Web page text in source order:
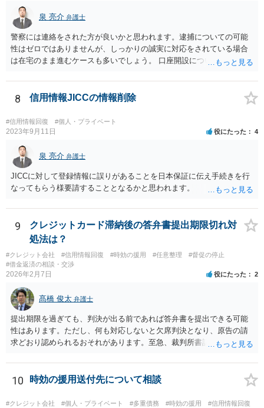
泉 亮介 弁護士
警察には連絡をされた方が良いかと思われます。逮捕についての可能
性はゼロではありませんが、しっかりの誠実に対応をされている場合
は在宅のまま進むケースも多いでしょう。 口座開設については銀行等
られるケースも多いかと思われます。
8 信用情報JICCの情報削除
#信用情報回復 #個人・プライベート
2023年9月11日 役にたった 4
泉 亮介 弁護士
JICCに対して登録情報に誤りがあることを日本保証に伝え手続きを行
なってもらう様要請することとなるかと思われます。
9
クレジットカード滞納後の答弁書提出期限切れ対
処法は？
#クレジット会社 #信用情報回復 #時効の援用 #任意整理
#督促の停止
#借金返済の相談・交渉
2026年2月7日 役にたった 2
髙橋 俊太 弁護士
提出期限を過ぎても、判決が出る前であれば答弁書を提出できる可能
性はあります。ただし、何も対応しないと欠席判決となり、原告の請
求どおり認められるおそれがあります。至急、裁判所書記官に連絡し
10 時効の援用送付先について相談
#クレジット会社 #個人・プライベート #多重債務 #時効の援用 #信用情報回復